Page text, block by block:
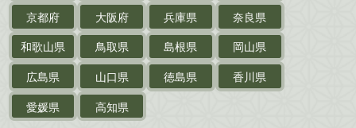
絵葉書
支那・満洲・朝鮮・
台湾関係古資料
ポスター・チラシ・
京都府
大阪府 兵庫県
奈良県
和歌山県
鳥取県 島根県
岡山県
広島県
山口県 徳島県
香川県
愛媛県
高知県